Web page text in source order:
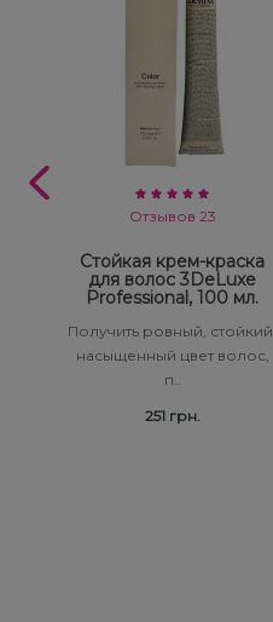
Отзывов 23
Стойкая крем-краска
для волос 3DeLuxe
Professional, 100 мл.
Получить ровный, стойкий,
насыщенный цвет волос,
п..
251 грн.